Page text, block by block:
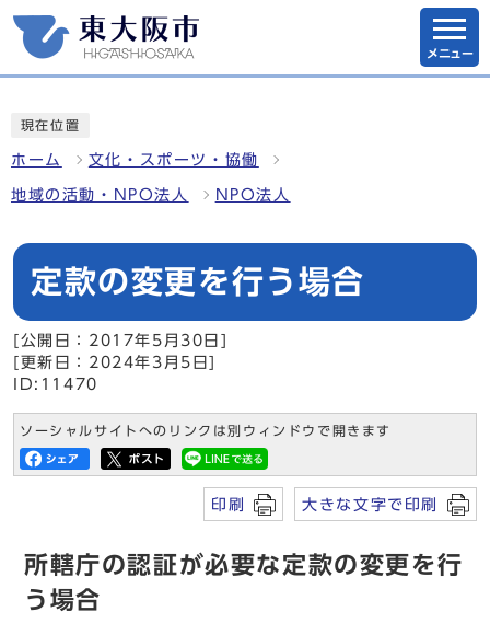
メニュー
現在位置
ホーム 文化・スポーツ・協働
地域の活動・NPO法人 NPO法人
定款の変更を行う場合
[公開日：2017年5月30日]
[更新日：2024年3月5日]
ID:11470
ソーシャルサイトへのリンクは別ウィンドウで開きます
印刷 大きな文字で印刷
所轄庁の認証が必要な定款の変更を行
う場合